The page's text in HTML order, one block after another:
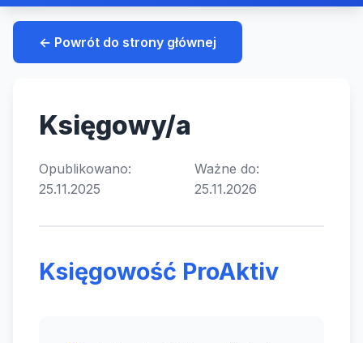
← Powrót do strony głównej
Księgowy/a
Opublikowano:
25.11.2025
Ważne do:
25.11.2026
Księgowość ProAktiv